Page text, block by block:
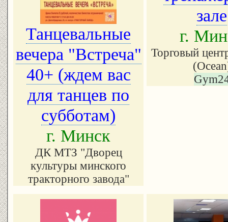
Танцевальные
вечера "Встреча"
40+ (ждем вас
для танцев по
субботам)
г. Минск
ДК МТЗ "Дворец
культуры минского
тракторного завода"
зале
г.
Торговый